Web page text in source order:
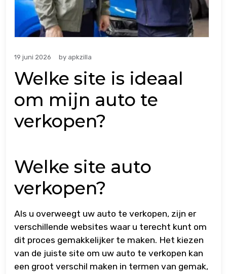
19 juni 2026 by apkzilla
Welke site is ideaal
om mijn auto te
verkopen?
Welke site auto
verkopen?
Als u overweegt uw auto te verkopen, zijn er
verschillende websites waar u terecht kunt om
dit proces gemakkelijker te maken. Het kiezen
van de juiste site om uw auto te verkopen kan
een groot verschil maken in termen van gemak,